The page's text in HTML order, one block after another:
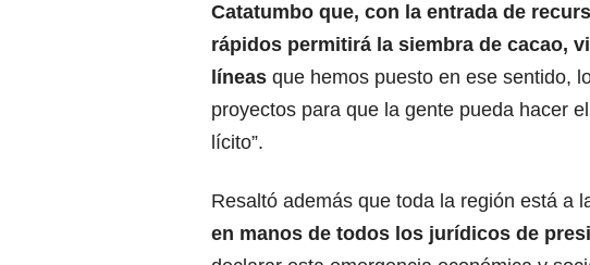
Catatumbo que, con la entrada de
rápidos permitirá la siembra de cacao,
líneas que hemos puesto en ese sentido,
proyectos para que la gente pueda hacer
lícito”.
Resaltó además que toda la región está a
en manos de todos los jurídicos de